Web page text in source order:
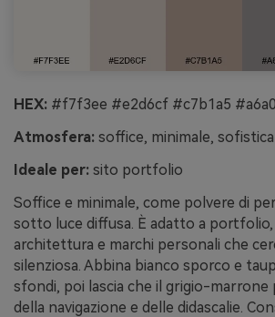
HEX: #f7f3ee #e2d6cf #c7b1a5
Atmosfera: soffice, minimale,
Ideale per: sito portfolio
Soffice e minimale, come polvere di
sotto luce diffusa. È adatto a portfolio,
architettura e marchi personali che
silenziosa. Abbina bianco sporco e
sfondi, poi lascia che il grigio-marrone
della navigazione e delle didascalie.